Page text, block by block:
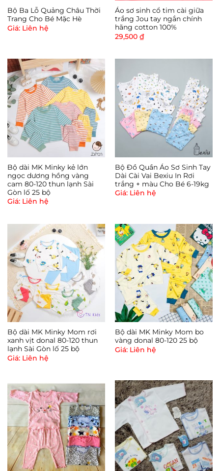
Bộ Ba Lỗ Quảng Châu Thời
Trang Cho Bé Mặc Hè
Giá: Liên hệ
Áo sơ sinh cổ tim cài giữa
trắng Jou tay ngắn chính
hãng cotton 100%
29,500 ₫
Bộ dài MK Minky kẻ lớn
ngọc dương hồng vàng
cam 80-120 thun lạnh Sài
Gòn lố 25 bộ
Giá: Liên hệ
Bộ Đồ Quần Áo Sơ Sinh Tay
Dài Cài Vai Bexiu In Rơi
trắng + màu Cho Bé 6-19kg
Giá: Liên hệ
Bộ dài MK Minky Mom rơi
xanh vịt donal 80-120 thun
lạnh Sài Gòn lố 25 bộ
Giá: Liên hệ
Bộ dài MK Minky Mom bo
vàng donal 80-120 25 bộ
Giá: Liên hệ